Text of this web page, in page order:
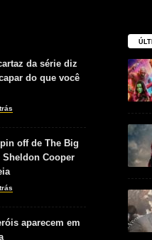
da série diz
do que você
off de The Big
Sheldon Cooper
aparecem em